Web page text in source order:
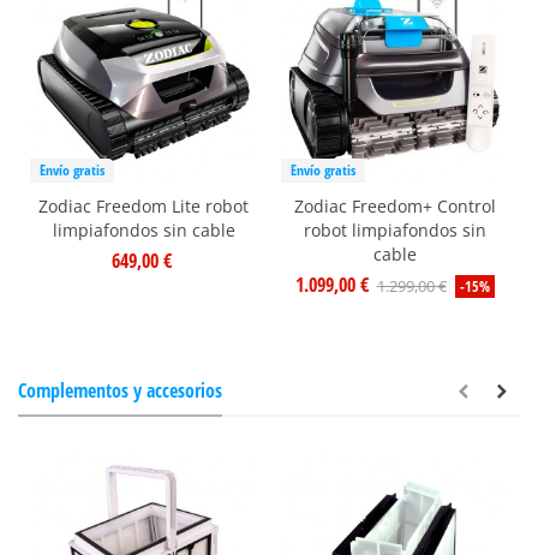
Envío gratis
Zodiac Freedom Lite robot
limpiafondos sin cable
649,00 €
Envío gratis
Zodiac Freedom+ Control
robot limpiafondos sin
cable
1.099,00 € 1.299,00 € -15%
Complementos y accesorios